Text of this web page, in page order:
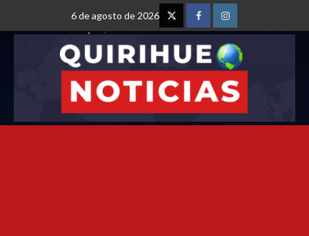
6 de agosto de 2026